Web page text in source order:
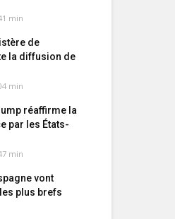
min
de
la diffusion de
min
réaffirme la
par les États-
min
vont
plus brefs